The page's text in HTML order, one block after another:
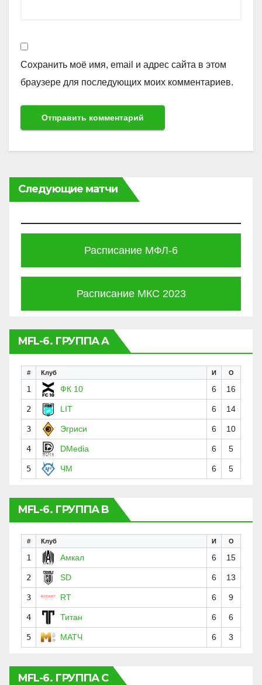
Сохранить моё имя, email и адрес сайта в этом
браузере для последующих моих комментариев.
Следующие матчи
Расписание МФЛ-6
Расписание МКС 2023
MFL-6. ГРУППА A
# Клуб И О
1 ФК 10 6 16
2 LIT 6 14
3 Эгриси 6 10
4 DMedia 6 5
5 ЧМ 6 5
MFL-6. ГРУППА B
# Клуб И О
1 Амкал 6 15
2 SD 6 13
3 RT 6 9
4 Титан 6 6
5 МАТЧ 6 3
MFL-6. ГРУППА C